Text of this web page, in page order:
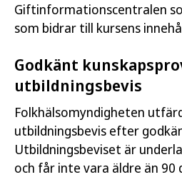
Giftinformationscentralen
som bidrar till kursens
Godkänt
utbildningsbevis
Folkhälsomyndigheten
utbildningsbevis efter
Utbildningsbeviset är
och får inte vara äldre än 90